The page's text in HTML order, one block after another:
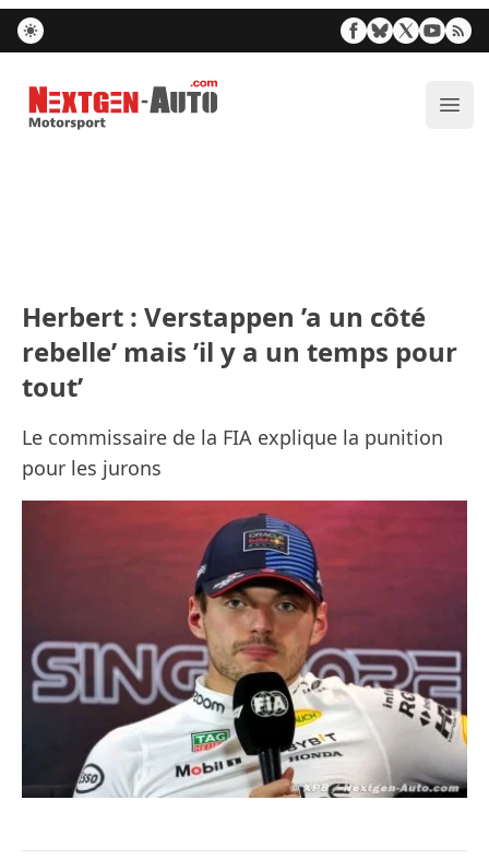
Nextgen-Auto.com
Herbert : Verstappen ’a un côté
rebelle’ mais ’il y a un temps pour
tout’
Le commissaire de la FIA explique la punition
pour les jurons